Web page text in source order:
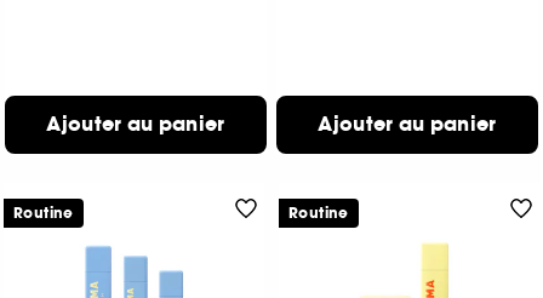
Ajouter au panier Ajouter au panier
Routine Routine